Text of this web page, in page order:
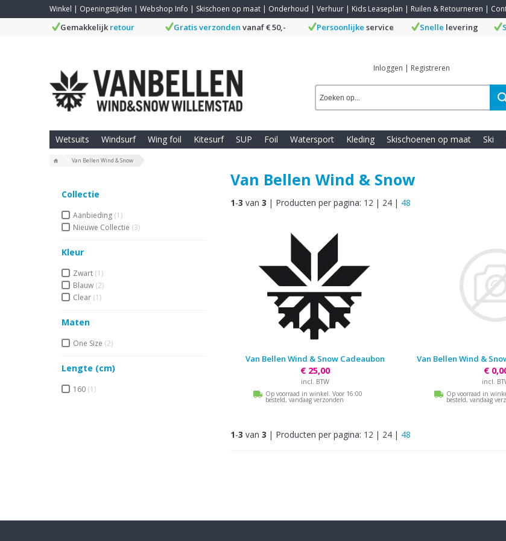
Winkel | Openingstijden | Webshop Info | Skischoen op maat | Onderhoud | Verhuur | Kids Leaseplan | Ruilen & Retourneren |
Gemakkelijk retour Gratis verzonden vanaf € 50,- Persoonlijke service Snelle levering
Inloggen | Registreren
Wetsuits Windsurf Wing foil Kitesurf SUP Foil Watersport Kleding Skischoenen op maat Ski
Van Bellen Wind & Snow
Collectie
Aanbieding (1)
Nieuwe Collectie (3)
Kleur
Zwart (1)
Blauw (2)
Clear (1)
Maten
One Size (2)
Lengte (cm)
160 (1)
Van Bellen Wind & Snow
1-3 van 3 | Producten per pagina: 12 | 24 | 48
Van Bellen Wind & Snow Cadeaubon
€ 25,00
incl. BTW
Op voorraad in winkel. Voor 16:00
besteld, vandaag verzonden
Van Bellen Wind &
€
incl.
Op voorraad in
besteld, vandaag
1-3 van 3 | Producten per pagina: 12 | 24 | 48